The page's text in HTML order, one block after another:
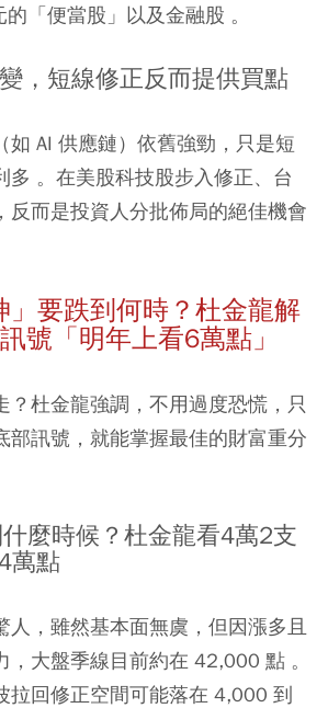
「便當股」以及金融股 。
，短線修正反而提供買點
如 AI 供應鏈）依舊強勁，只是短
多 。在美股科技股步入修正、台
反而是投資人分批佈局的絕佳機會
」要跌到何時？杜金龍解
號「明年上看6萬點」
？杜金龍強調，不用過度恐慌，只
部訊號，就能掌握最佳的財富重分
麼時候？杜金龍看4萬2支
萬點
人，雖然基本面無虞，但因漲多且
，大盤季線目前約在 42,000 點 。
拉回修正空間可能落在 4,000 到